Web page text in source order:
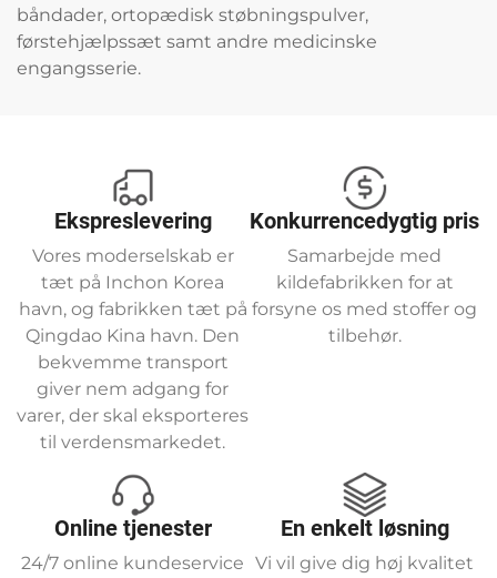
båndader, ortopædisk støbningspulver,
førstehjælpssæt samt andre medicinske
engangsserie.
Ekspreslevering
Vores moderselskab er
tæt på Inchon Korea
havn, og fabrikken tæt på
Qingdao Kina havn. Den
bekvemme transport
giver nem adgang for
varer, der skal eksporteres
til verdensmarkedet.
Konkurrencedygtig pris
Samarbejde med
kildefabrikken for at
forsyne os med stoffer og
tilbehør.
Online tjenester
24/7 online kundeservice
En enkelt løsning
Vi vil give dig høj kvalitet